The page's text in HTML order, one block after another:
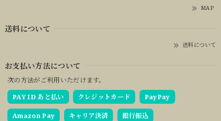
MAP
送料について
送料について
お支払い方法について
次の方法がご利用いただけます。
PAY ID あと払い
クレジットカード PayPay
Amazon Pay キャリア決済 銀行振込